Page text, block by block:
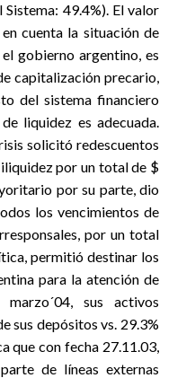
49.4%). El valor
cuenta la situación de
gobierno argentino, es
capitalización precario,
del sistema financiero
liquidez es adecuada.
solicitó redescuentos
por un total de $
por su parte, dio
los vencimientos de
por un total
permitió destinar los
para la atención de
sus activos
sus depósitos vs. 29.3%
que con fecha 27.11.03,
de líneas externas